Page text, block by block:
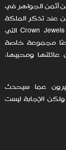
من أثمن الجواهر في
عند تذكر الملكة
الراحلة هي جزء من جواهر التاج البريطاني Crown Jewels التي
أيضًا مجموعة خاصة
ومحبيها،
عما سيحدث
الإجابة ليست